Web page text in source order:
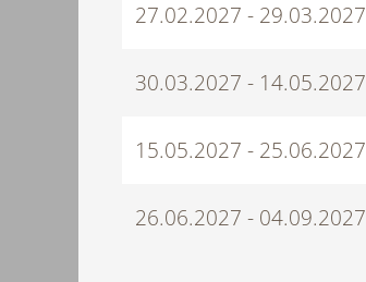
27.02.2027 - 29.03.2027
30.03.2027 - 14.05.2027
15.05.2027 - 25.06.2027
26.06.2027 - 04.09.2027